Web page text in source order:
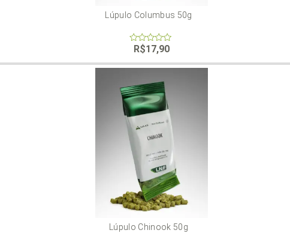
Lúpulo Columbus 50g
of
R$17,90
Lúpulo Chinook 50g